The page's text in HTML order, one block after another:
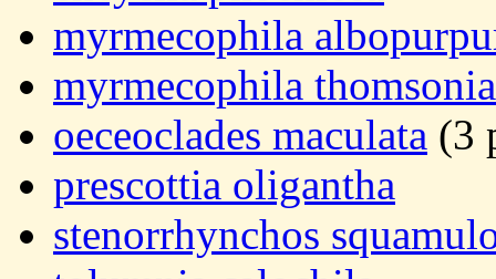
myrmecophila
myrmecophila
oeceoclades maculata (3
prescottia oligantha
stenorrhynchos